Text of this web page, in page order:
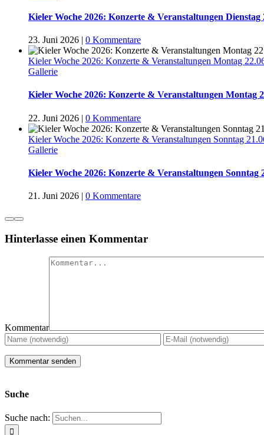
Kieler Woche 2026: Konzerte & Veranstaltungen Dienstag
23. Juni 2026 | 0 Kommentare
Kieler Woche 2026: Konzerte & Veranstaltungen Montag
Gallerie
Kieler Woche 2026: Konzerte & Veranstaltungen Montag
22. Juni 2026 | 0 Kommentare
Kieler Woche 2026: Konzerte & Veranstaltungen Sonntag
Gallerie
Kieler Woche 2026: Konzerte & Veranstaltungen Sonntag
21. Juni 2026 | 0 Kommentare
Hinterlasse einen Kommentar
Kommentar
Suche
Suche nach: